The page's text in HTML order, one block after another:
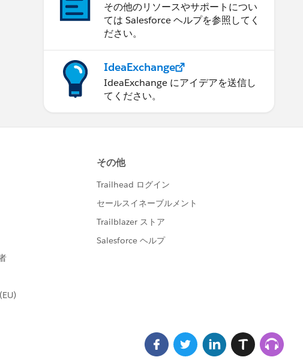
その他のリソースやサポートについ
ては Salesforce ヘルプを参照してく
ださい。
IdeaExchange
IdeaExchange にアイデアを送信し
てください。